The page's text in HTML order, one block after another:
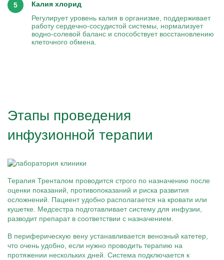
Калия хлорид
Регулирует уровень калия в организме, поддерживает
работу сердечно-сосудистой системы, нормализует
водно-солевой баланс и способствует восстановлению
клеточного обмена.
Этапы проведения
инфузионной терапии
Терапия Тренталом проводится строго по назначению после
оценки показаний, противопоказаний и риска развития
осложнений. Пациент удобно располагается на кровати или
кушетке. Медсестра подготавливает систему для инфузии,
разводит препарат в соответствии с назначением.
В периферическую вену устанавливается венозный катетер,
что очень удобно, если нужно проводить терапию на
протяжении нескольких дней. Система подключается к